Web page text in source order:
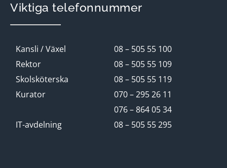
Viktiga telefonnummer
Kansli / Växel
08 – 505 55 100
Rektor
08 – 505 55 109
Skolsköterska
08 – 505 55 119
Kurator
070 – 295 26 11
076 – 864 05 34
IT-avdelning
08 – 505 55 295